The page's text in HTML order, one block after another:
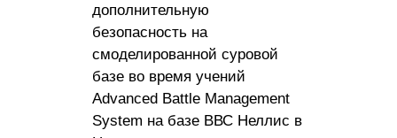
дополнительную
безопасность на
смоделированной суровой
базе во время учений
Advanced Battle Management
System на базе ВВС Неллис в